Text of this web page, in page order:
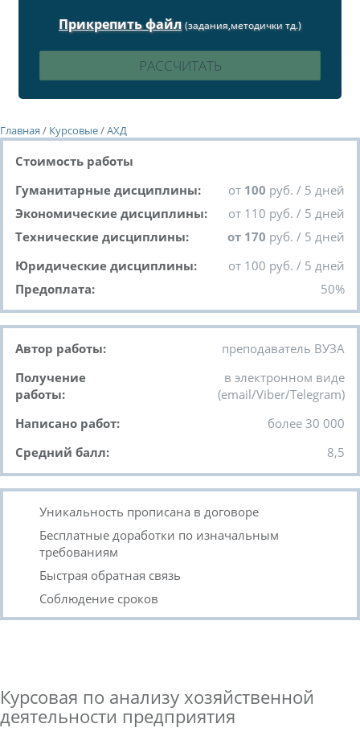
Прикрепить файл (задания,методички тд.)
Главная / Курсовые/АХД
Стоимость работы
Гуманитарные дисциплины:
от 100 руб. / 5 дней
Экономические дисциплины:
от 110 руб. / 5 дней
Технические дисциплины:
от 170 руб. / 5 дней
Юридические дисциплины:
от 100 руб. / 5 дней
Предоплата:
50%
Автор работы:
преподаватель ВУЗА
Получение
работы:
в электронном виде
(email/Viber/Telegram)
Написано работ:
более 30 000
Средний балл:
8,5
Уникальность прописана в договоре
Бесплатные доработки по изначальным
требованиям
Быстрая обратная связь
Соблюдение сроков
Курсовая по анализу хозяйственной
деятельности предприятия